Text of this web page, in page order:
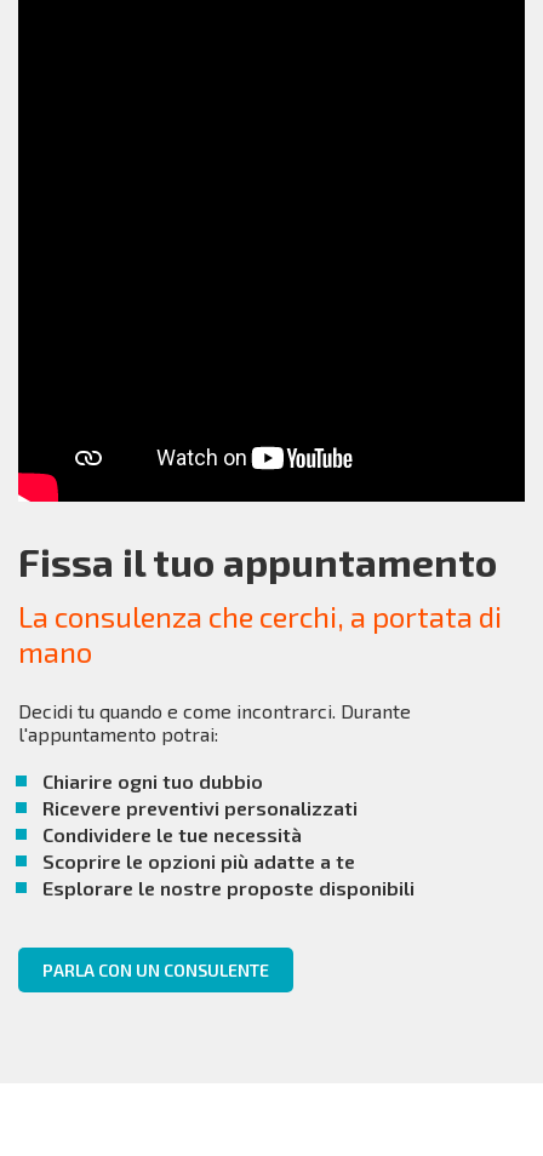
Fissa il tuo appuntamento
La consulenza che cerchi, a portata di
mano
Decidi tu quando e come incontrarci. Durante
l'appuntamento potrai:
Chiarire ogni tuo dubbio
Ricevere preventivi personalizzati
Condividere le tue necessità
Scoprire le opzioni più adatte a te
Esplorare le nostre proposte disponibili
PARLA CON UN CONSULENTE